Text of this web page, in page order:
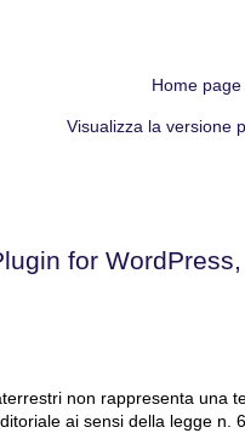
Home page
Visualizza la versione
non rappresenta una
ai sensi della legge n.